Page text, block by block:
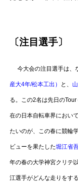
〔注目選手〕
今大会の注目選手は、
産大4年/松本工出） と、
る。この2名は先日の
在の日本自転車界におい
たいのが、この春に競輪
ビューを果たした堀江省
年の春の大学神宮クリテ
江選手がどんな走りをす